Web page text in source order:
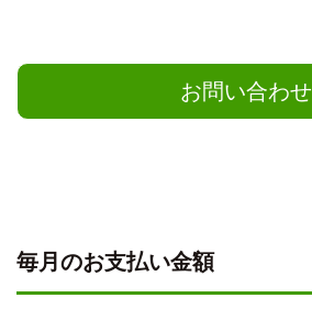
お問い合わせ
毎月のお支払い金額